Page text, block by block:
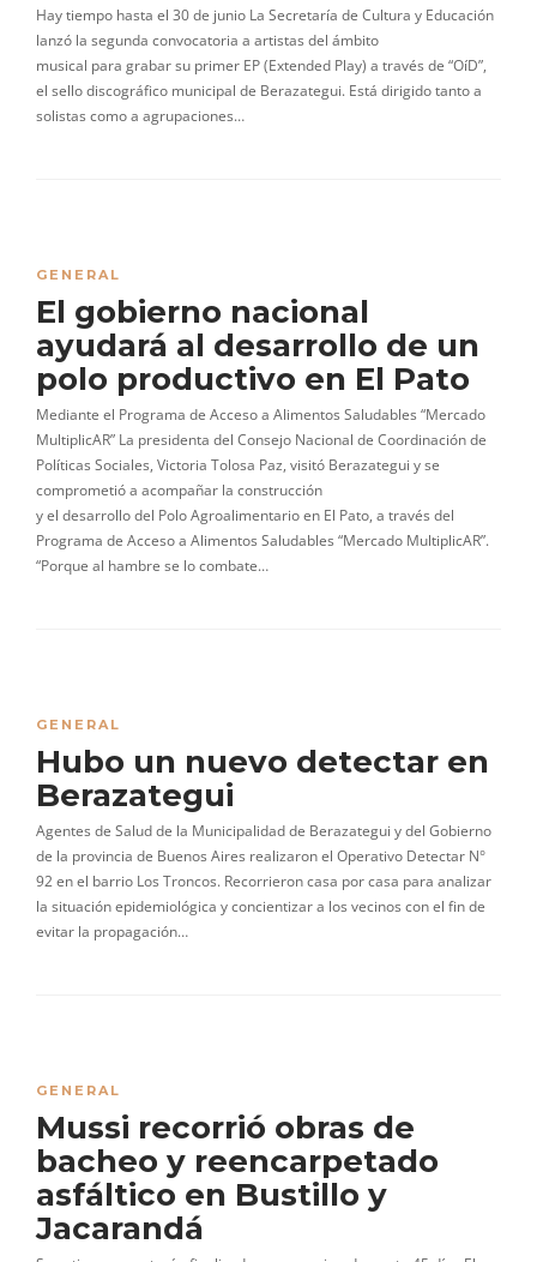
Hay tiempo hasta el 30 de junio La Secretaría de Cultura y Educación
lanzó la segunda convocatoria a artistas del ámbito
musical para grabar su primer EP (Extended Play) a través de “OíD”,
el sello discográfico municipal de Berazategui. Está dirigido tanto a
solistas como a agrupaciones…
GENERAL
El gobierno nacional
ayudará al desarrollo de un
polo productivo en El Pato
Mediante el Programa de Acceso a Alimentos Saludables “Mercado
MultiplicAR” La presidenta del Consejo Nacional de Coordinación de
Políticas Sociales, Victoria Tolosa Paz, visitó Berazategui y se
comprometió a acompañar la construcción
y el desarrollo del Polo Agroalimentario en El Pato, a través del
Programa de Acceso a Alimentos Saludables “Mercado MultiplicAR”.
“Porque al hambre se lo combate…
GENERAL
Hubo un nuevo detectar en
Berazategui
Agentes de Salud de la Municipalidad de Berazategui y del Gobierno
de la provincia de Buenos Aires realizaron el Operativo Detectar N°
92 en el barrio Los Troncos. Recorrieron casa por casa para analizar
la situación epidemiológica y concientizar a los vecinos con el fin de
evitar la propagación…
GENERAL
Mussi recorrió obras de
bacheo y reencarpetado
asfáltico en Bustillo y
Jacarandá